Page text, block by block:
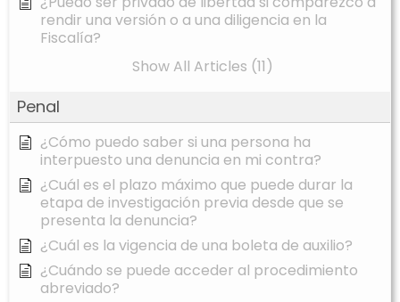
rendir una versión o a una diligencia en la
Fiscalía?
Show All Articles (11)
Penal
¿Cómo puedo saber si una persona ha
interpuesto una denuncia en mi contra?
¿Cuál es el plazo máximo que puede durar la
etapa de investigación previa desde que se
presenta la denuncia?
¿Cuál es la vigencia de una boleta de auxilio?
¿Cuándo se puede acceder al procedimiento
abreviado?